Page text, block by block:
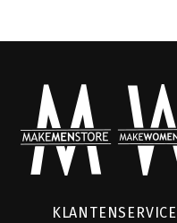
KLANTENSERVICE